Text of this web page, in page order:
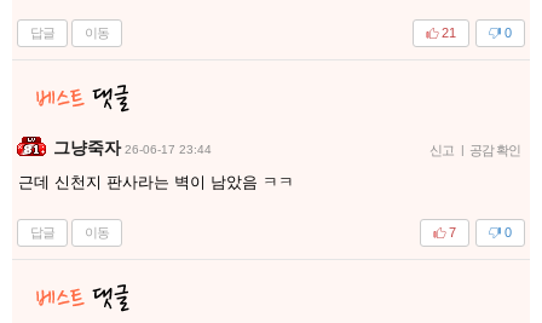
답글 이동 0
21
그냥죽자 26-06-17 23:44 신고 | 공감 확인
근데 신천지 판사라는 벽이 남았음 ㅋㅋ
답글 이동 0
7